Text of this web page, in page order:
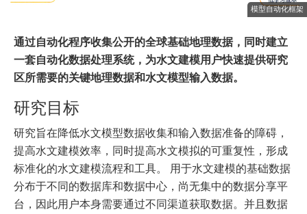
模型自动化框架
通过自动化程序收集公开的全球基础地理数据，同时建立
一套自动化数据处理系统，为水文建模用户快速提供研究
区所需要的关键地理数据和水文模型输入数据。
研究目标
研究旨在降低水文模型数据收集和输入数据准备的障碍，
提高水文建模效率，同时提高水文模拟的可重复性，形成
标准化的水文建模流程和工具。 用于水文建模的基础数据
分布于不同的数据库和数据中心，尚无集中的数据分享平
台，因此用户本身需要通过不同渠道获取数据。并且数据